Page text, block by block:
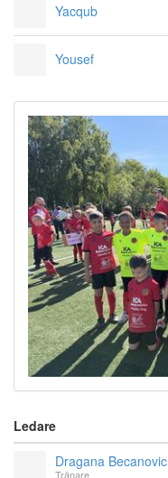
Yacqub
Yousef
Ledare
Dragana Becanovic
Tränare